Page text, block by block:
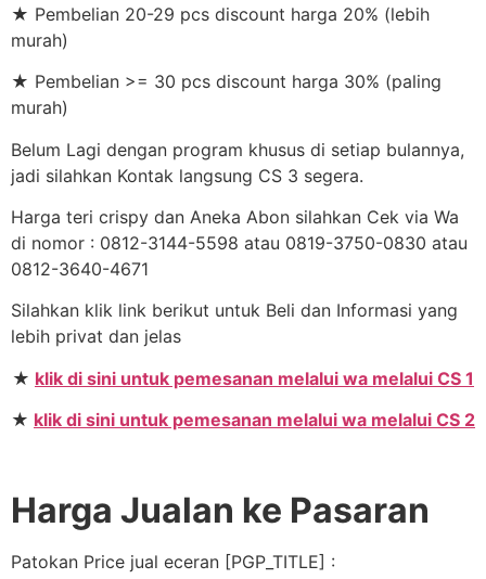
★ Pembelian 20-29 pcs discount harga 20% (lebih
murah)
★ Pembelian >= 30 pcs discount harga 30% (paling
murah)
Belum Lagi dengan program khusus di setiap bulannya,
jadi silahkan Kontak langsung CS 3 segera.
Harga teri crispy dan Aneka Abon silahkan Cek via Wa
di nomor : 0812-3144-5598 atau 0819-3750-0830 atau
0812-3640-4671
Silahkan klik link berikut untuk Beli dan Informasi yang
lebih privat dan jelas
★ klik di sini untuk pemesanan melalui wa melalui CS 1
★ klik di sini untuk pemesanan melalui wa melalui CS 2
Harga Jualan ke Pasaran
Patokan Price jual eceran [PGP_TITLE] :